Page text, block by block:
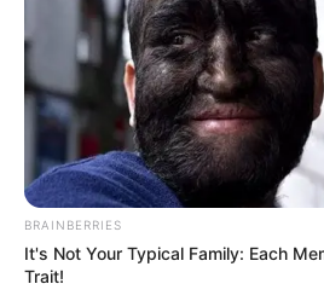
Langka Banget! 10 Pose
Katak yang Bikin Ketawa
Gemes
BRAINBERRIES
It's Not Your Typical Family: Each
Trait!